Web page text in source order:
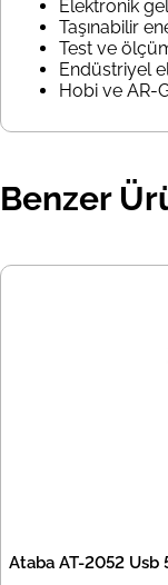
Elektronik
Taşınabilir
Test ve
Endüstriyel
Hobi ve AR-
Benzer
Ataba AT-2052 Usb